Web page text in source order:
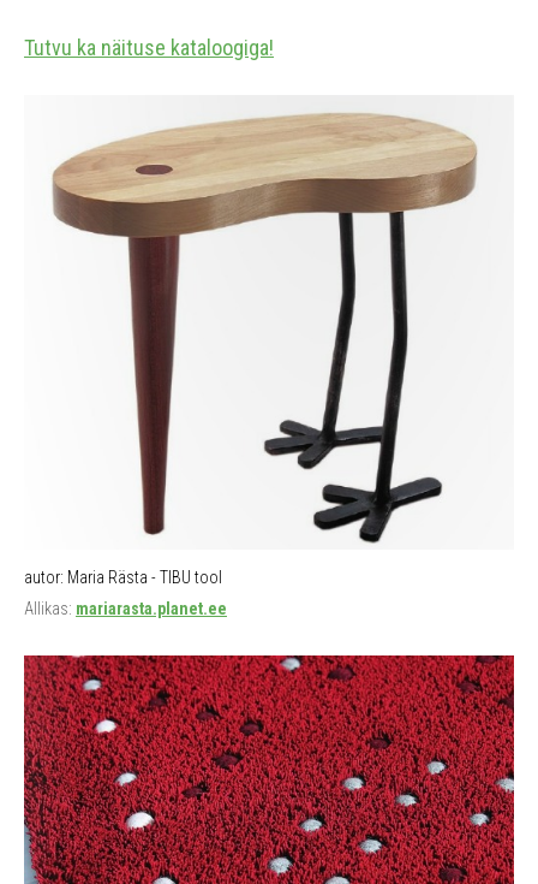
Tutvu ka näituse kataloogiga!
autor: Maria Rästa - TIBU tool
Allikas: mariarasta.planet.ee